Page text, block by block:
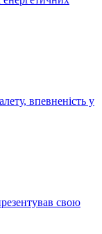
впевненість у
свою